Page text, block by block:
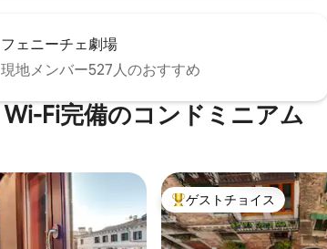
フェニーチェ劇場
現地メンバー527人のおすすめ
Wi-Fi完備のコンドミニアム
大好評のゲストチョイス
ゲストチョイス